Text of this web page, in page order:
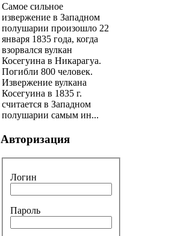
Самое сильное
извержение в Западном
полушарии произошло 22
января 1835 года, когда
взорвался вулкан
Косегуина в Никарагуа.
Погибли 800 человек.
Извержение вулкана
Косегуина в 1835 г.
считается в Западном
полушарии самым ин...
Авторизация
Логин
Пароль